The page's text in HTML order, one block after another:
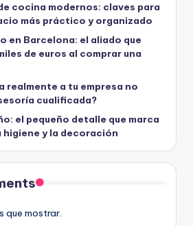
cocina modernos: claves para
más práctico y organizado
en Barcelona: el aliado que
de euros al comprar una
realmente a tu empresa no
cualificada?
el pequeño detalle que marca
higiene y la decoración
que mostrar.